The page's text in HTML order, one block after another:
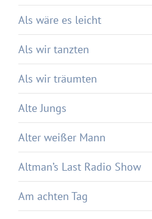
Als wäre es leicht
Als wir tanzten
Als wir träumten
Alte Jungs
Alter weißer Mann
Altman’s Last Radio Show
Am achten Tag